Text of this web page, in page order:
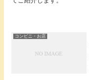
コンビニ・お店